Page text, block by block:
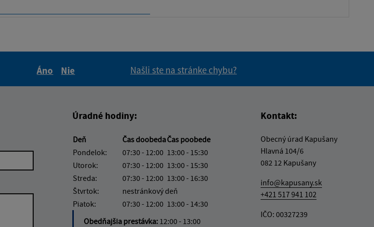
Áno
Nie
Našli ste na stránke chybu?
Úradné hodiny:
Deň Čas doobedaČas poobede
Pondelok:
07:30 - 12:00 13:00 - 15:30
Utorok:
07:30 - 12:00 13:00 - 15:30
Streda:
07:30 - 12:00 13:00 - 16:30
Štvrtok:
nestránkový deň
Piatok:
07:30 - 12:00 13:00 - 14:30
Obedňajšia prestávka: 12:00 - 13:00
Kontakt:
Obecný úrad Kapušany
Hlavná 104/6
082 12 Kapušany
info@kapusany.sk
+421 517 941 102
IČO: 00327239